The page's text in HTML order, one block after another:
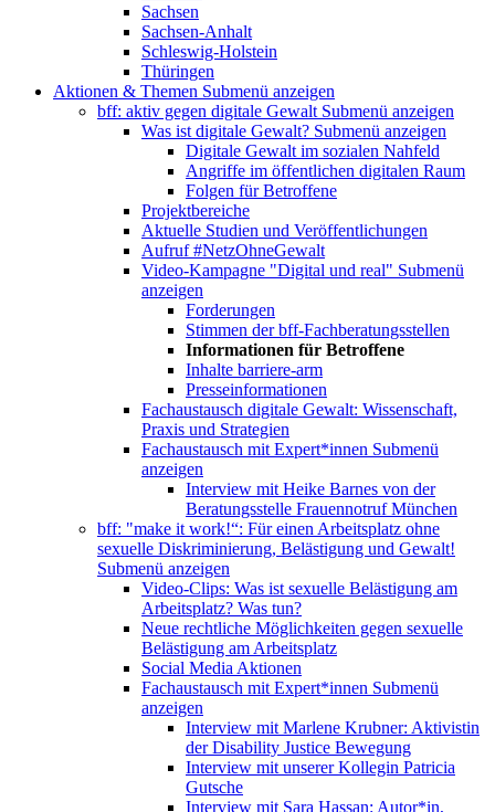
Sachsen
Sachsen-Anhalt
Schleswig-Holstein
Thüringen
Aktionen & Themen Submenü anzeigen
bff: aktiv gegen digitale Gewalt Submenü anzeigen
Was ist digitale Gewalt? Submenü anzeigen
Digitale Gewalt im sozialen Nahfeld
Angriffe im öffentlichen digitalen Raum
Folgen für Betroffene
Projektbereiche
Aktuelle Studien und Veröffentlichungen
Aufruf #NetzOhneGewalt
Video-Kampagne "Digital und real" Submenü
anzeigen
Forderungen
Stimmen der bff-Fachberatungsstellen
Informationen für Betroffene
Inhalte barriere-arm
Presseinformationen
Fachaustausch digitale Gewalt: Wissenschaft,
Praxis und Strategien
Fachaustausch mit Expert*innen Submenü
anzeigen
Interview mit Heike Barnes von der
Beratungsstelle Frauennotruf München
bff: "make it work!“: Für einen Arbeitsplatz ohne
sexuelle Diskriminierung, Belästigung und Gewalt!
Submenü anzeigen
Video-Clips: Was ist sexuelle Belästigung am
Arbeitsplatz? Was tun?
Neue rechtliche Möglichkeiten gegen sexuelle
Belästigung am Arbeitsplatz
Social Media Aktionen
Fachaustausch mit Expert*innen Submenü
anzeigen
Interview mit Marlene Krubner: Aktivistin
der Disability Justice Bewegung
Interview mit unserer Kollegin Patricia
Gutsche
Interview mit Sara Hassan: Autor*in,